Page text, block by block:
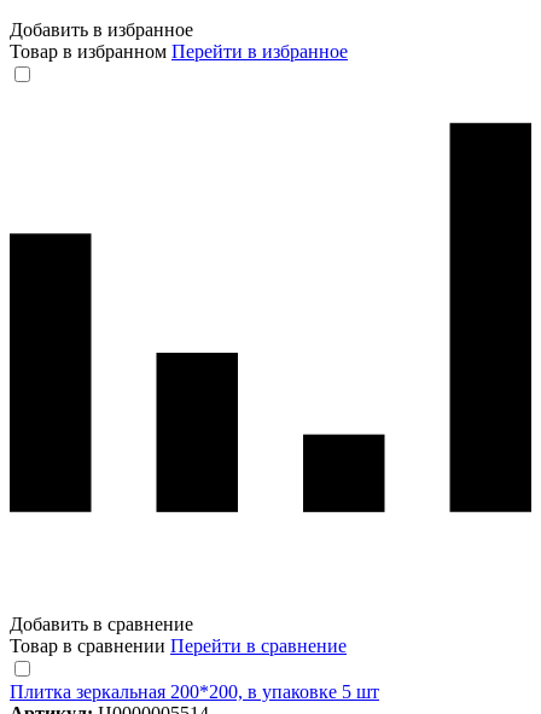
Добавить в избранное
Товар в избранном Перейти в избранное
Добавить в сравнение
Товар в сравнении Перейти в сравнение
Плитка зеркальная 200*200, в упаковке 5 шт